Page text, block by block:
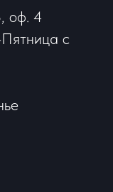
оф. 4
с